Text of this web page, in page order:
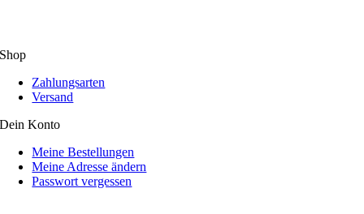
Shop
Zahlungsarten
Versand
Dein Konto
Meine Bestellungen
Meine Adresse ändern
Passwort vergessen